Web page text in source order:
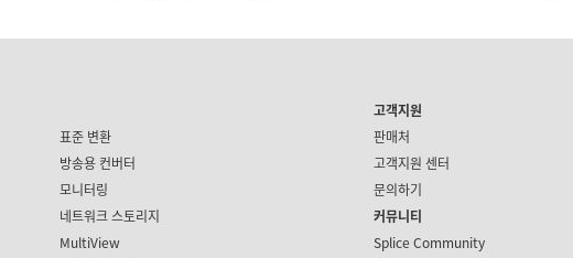
표준 변환
방송용 컨버터
모니터링
네트워크 스토리지
MultiView
고객지원
판매처
고객지원 센터
문의하기
커뮤니티
Splice Community